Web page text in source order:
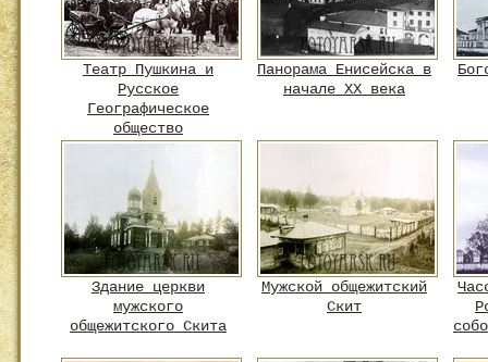
Театр Пушкина и
Русское
Географическое
общество
Панорама Енисейска в
начале XX века
Здание церкви
мужского
общежитского Скита
Мужской общежитский
Скит